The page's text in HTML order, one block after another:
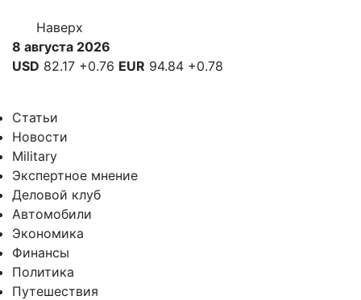
Наверх
8 августа 2026
USD 82.17 +0.76 EUR 94.84 +0.78
Статьи
Новости
Military
Экспертное мнение
Деловой клуб
Автомобили
Экономика
Финансы
Политика
Путешествия